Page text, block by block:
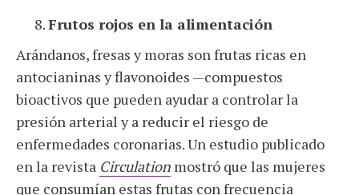
Frutos rojos en la alimentación
Arándanos, fresas y moras son frutas ricas en
antocianinas y flavonoides —compuestos
bioactivos que pueden ayudar a controlar la
presión arterial y a reducir el riesgo de
enfermedades coronarias. Un estudio publicado
en la revista Circulation mostró que las mujeres
que consumían estas frutas con frecuencia